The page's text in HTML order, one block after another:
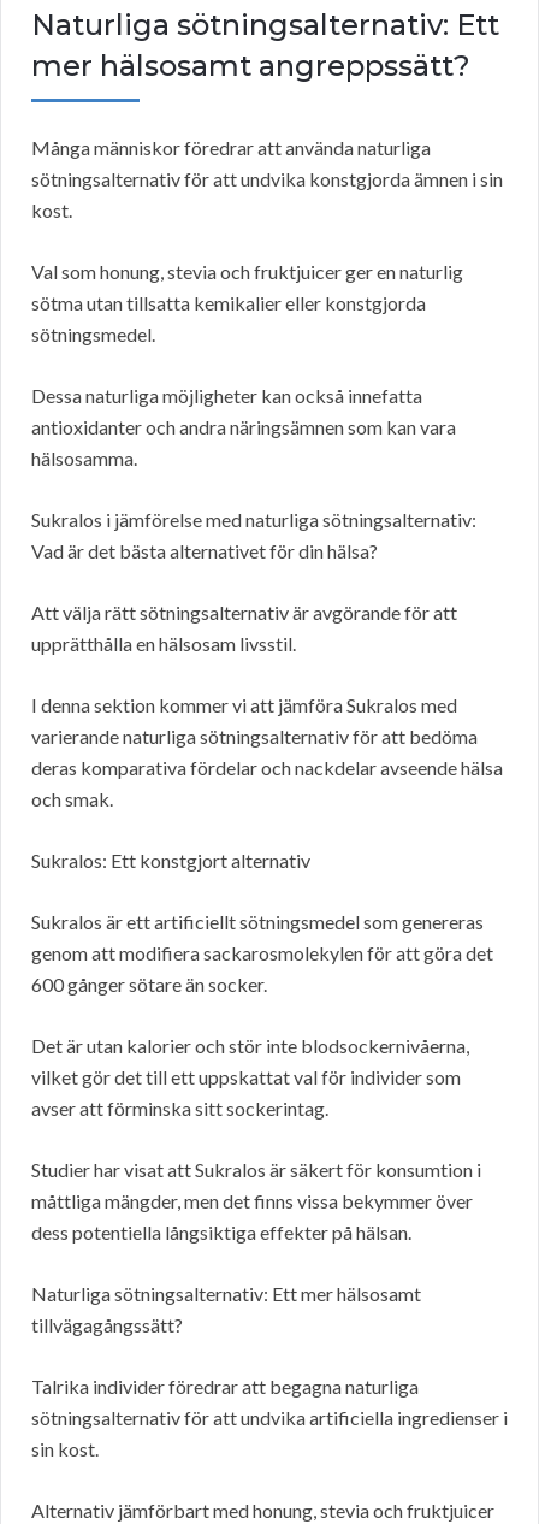
Naturliga sötningsalternativ: Ett
mer hälsosamt angreppssätt?
Många människor föredrar att använda naturliga
sötningsalternativ för att undvika konstgjorda ämnen i sin
kost.
Val som honung, stevia och fruktjuicer ger en naturlig
sötma utan tillsatta kemikalier eller konstgjorda
sötningsmedel.
Dessa naturliga möjligheter kan också innefatta
antioxidanter och andra näringsämnen som kan vara
hälsosamma.
Sukralos i jämförelse med naturliga sötningsalternativ:
Vad är det bästa alternativet för din hälsa?
Att välja rätt sötningsalternativ är avgörande för att
upprätthålla en hälsosam livsstil.
I denna sektion kommer vi att jämföra Sukralos med
varierande naturliga sötningsalternativ för att bedöma
deras komparativa fördelar och nackdelar avseende hälsa
och smak.
Sukralos: Ett konstgjort alternativ
Sukralos är ett artificiellt sötningsmedel som genereras
genom att modifiera sackarosmolekylen för att göra det
600 gånger sötare än socker.
Det är utan kalorier och stör inte blodsockernivåerna,
vilket gör det till ett uppskattat val för individer som
avser att förminska sitt sockerintag.
Studier har visat att Sukralos är säkert för konsumtion i
måttliga mängder, men det finns vissa bekymmer över
dess potentiella långsiktiga effekter på hälsan.
Naturliga sötningsalternativ: Ett mer hälsosamt
tillvägagångssätt?
Talrika individer föredrar att begagna naturliga
sötningsalternativ för att undvika artificiella ingredienser i
sin kost.
Alternativ jämförbart med honung, stevia och fruktjuicer